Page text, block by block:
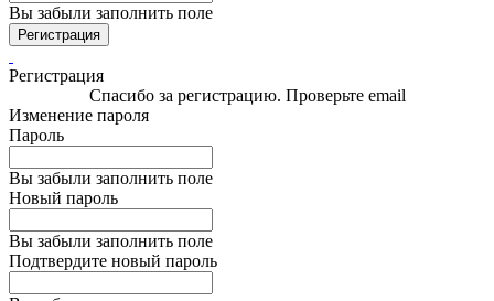
Вы забыли заполнить поле
Регистрация
Регистрация
Спасибо за регистрацию. Проверьте email
Изменение пароля
Пароль
Вы забыли заполнить поле
Новый пароль
Вы забыли заполнить поле
Подтвердите новый пароль